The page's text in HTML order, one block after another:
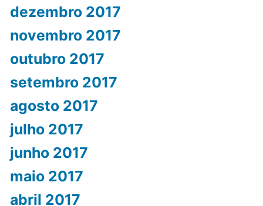
dezembro 2017
novembro 2017
outubro 2017
setembro 2017
agosto 2017
julho 2017
junho 2017
maio 2017
abril 2017